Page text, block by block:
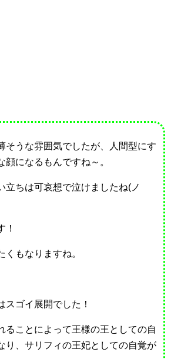
そうな雰囲気でしたが、人間型にす
顔になるもんですね～。
立ちは可哀想で泣けましたね(ノ
！
くもなりますね。
スゴイ展開でした！
ることによって王様の王としての自
り、サリフィの王妃としての自覚が